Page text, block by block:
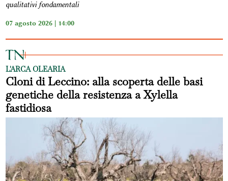
qualitativi fondamentali
07 agosto 2026 | 14:00
L'ARCA OLEARIA
Cloni di Leccino: alla scoperta delle basi
genetiche della resistenza a Xylella
fastidiosa